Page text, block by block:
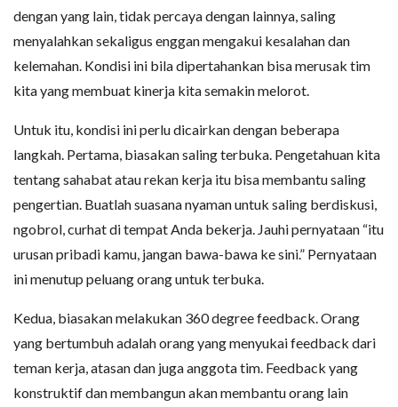
dengan yang lain, tidak percaya dengan lainnya, saling
menyalahkan sekaligus enggan mengakui kesalahan dan
kelemahan. Kondisi ini bila dipertahankan bisa merusak tim
kita yang membuat kinerja kita semakin melorot.
Untuk itu, kondisi ini perlu dicairkan dengan beberapa
langkah. Pertama, biasakan saling terbuka. Pengetahuan kita
tentang sahabat atau rekan kerja itu bisa membantu saling
pengertian. Buatlah suasana nyaman untuk saling berdiskusi,
ngobrol, curhat di tempat Anda bekerja. Jauhi pernyataan “itu
urusan pribadi kamu, jangan bawa-bawa ke sini.” Pernyataan
ini menutup peluang orang untuk terbuka.
Kedua, biasakan melakukan 360 degree feedback. Orang
yang bertumbuh adalah orang yang menyukai feedback dari
teman kerja, atasan dan juga anggota tim. Feedback yang
konstruktif dan membangun akan membantu orang lain